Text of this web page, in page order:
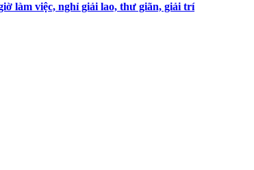
làm việc, nghỉ giải lao, thư giãn, giải trí